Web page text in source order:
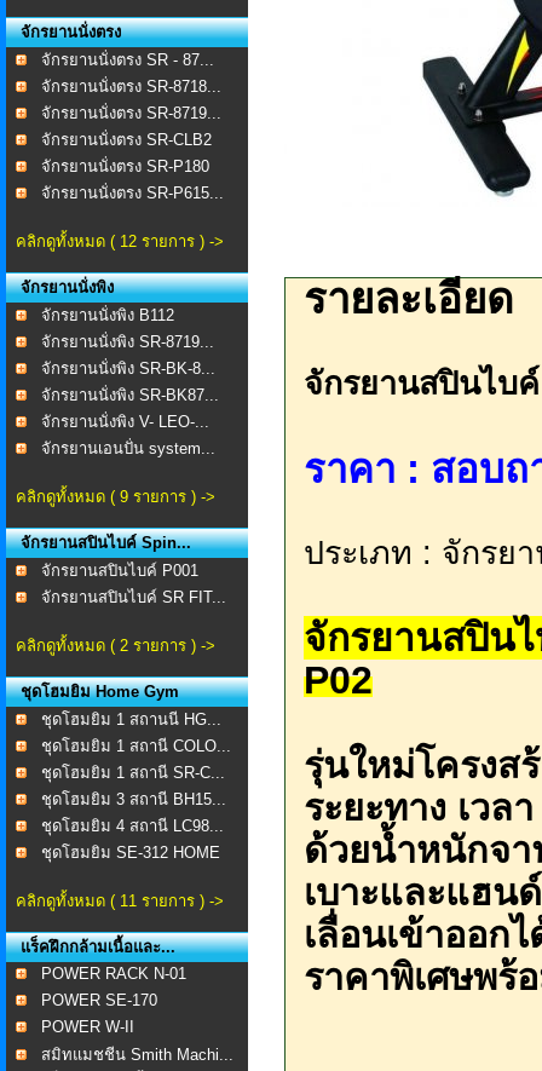
จักรยานนั่งตรง
จักรยานนั่งตรง SR - 87...
จักรยานนั่งตรง SR-8718...
จักรยานนั่งตรง SR-8719...
จักรยานนั่งตรง SR-CLB2
จักรยานนั่งตรง SR-P180
จักรยานนั่งตรง SR-P615...
คลิกดูทั้งหมด ( 12 รายการ ) ->
จักรยานนั่งพิง
จักรยานนั่งพิง B112
จักรยานนั่งพิง SR-8719...
จักรยานนั่งพิง SR-BK-8...
จักรยานนั่งพิง SR-BK87...
จักรยานนั่งพิง V- LEO-...
จักรยานเอนปั่น system...
คลิกดูทั้งหมด ( 9 รายการ ) ->
จักรยานสปินไบค์ Spin...
จักรยานสปินไบค์ P001
จักรยานสปินไบค์ SR FIT...
คลิกดูทั้งหมด ( 2 รายการ ) ->
ชุดโฮมยิม Home Gym
ชุดโฮมยิม 1 สถานนี HG...
ชุดโฮมยิม 1 สถานี COLO...
ชุดโฮมยิม 1 สถานี SR-C...
ชุดโฮมยิม 3 สถานี BH15...
ชุดโฮมยิม 4 สถานี LC98...
ชุดโฮมยิม SE-312 HOME
คลิกดูทั้งหมด ( 11 รายการ ) ->
แร็คฝึกกล้ามเนื้อและ...
POWER RACK N-01
POWER SE-170
POWER W-II
สมิทแมชชีน Smith Machi...
รายละเอียด
จักรยานสปินไบ
ราคา : สอบถ
ประเภท : จักรย
จักรยานสปิน
P02
รุ่นใหม่โครงส
ระยะทาง เวล
ด้วยน้ำหนักจ
เบาะและแฮน
เลื่อนเข้าออก
ราคาพิเศษพร้